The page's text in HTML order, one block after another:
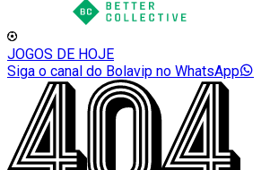
JOGOS DE HOJE
Siga o canal do Bolavip no WhatsApp